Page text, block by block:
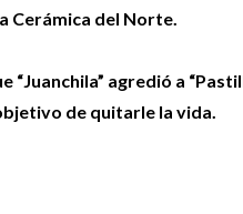
Cerámica del Norte.
“Juanchila” agredió a
de quitarle la vida.